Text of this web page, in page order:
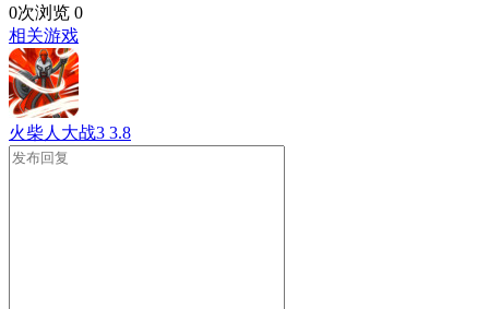
0次浏览 0
相关游戏
火柴人大战3 3.8